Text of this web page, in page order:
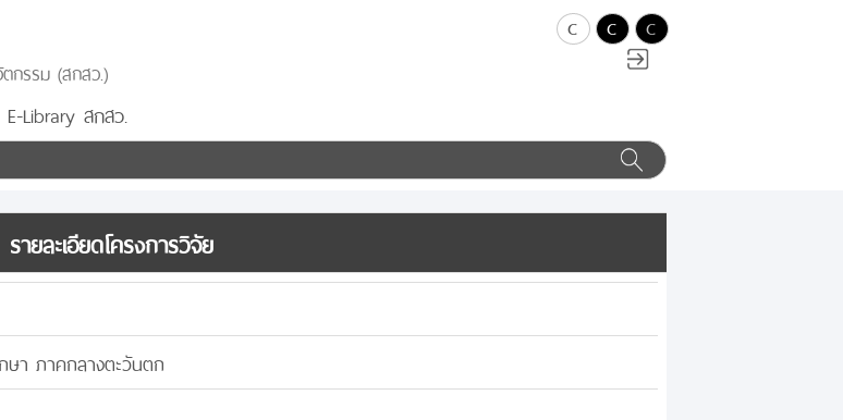
กรรม (สกสว.)
Library สกสว.
c c c
รายละเอียดโครงการวิจัย
า ภาคกลางตะวันตก